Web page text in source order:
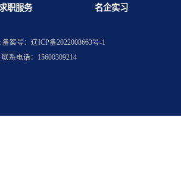
具体条件
如何把握